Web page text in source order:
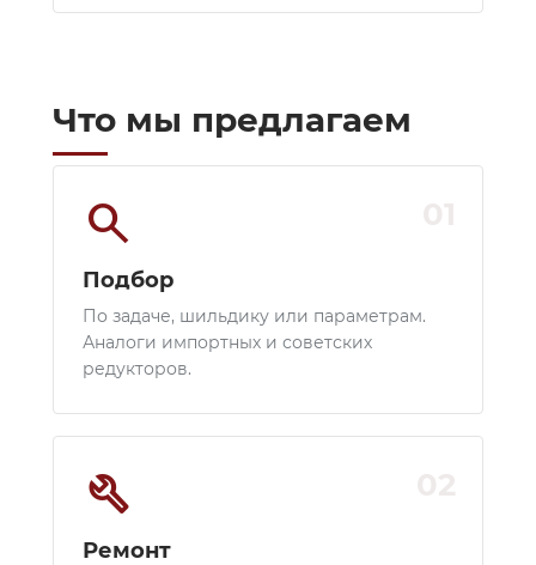
Что мы предлагаем
search
Подбор
По задаче, шильдику или параметрам.
Аналоги импортных и советских
редукторов.
build
Ремонт